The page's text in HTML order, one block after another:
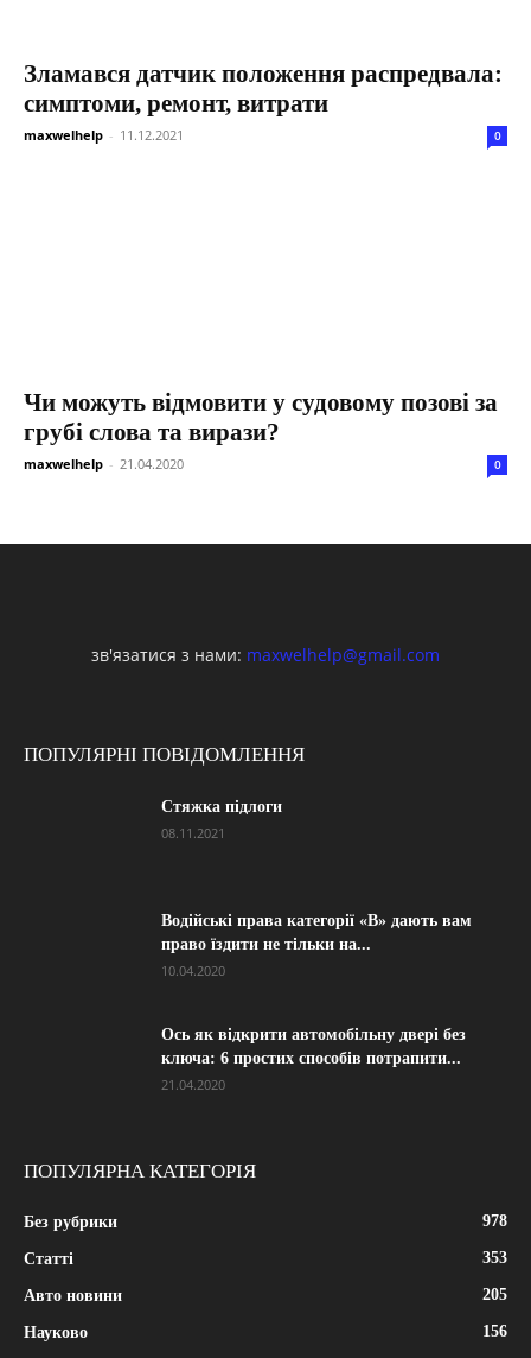
Зламався датчик положення распредвала:
симптоми, ремонт, витрати
maxwelhelp - 11.12.2021 0
Чи можуть відмовити у судовому позові за
грубі слова та вирази?
maxwelhelp - 21.04.2020 0
зв'язатися з нами: maxwelhelp@gmail.com
ПОПУЛЯРНІ ПОВІДОМЛЕННЯ
Стяжка підлоги
08.11.2021
Водійські права категорії «B» дають вам
право їздити не тільки на...
10.04.2020
Ось як відкрити автомобільну двері без
ключа: 6 простих способів потрапити...
21.04.2020
ПОПУЛЯРНА КАТЕГОРІЯ
Без рубрики 978
Статті 353
Авто новини 205
Науково 156